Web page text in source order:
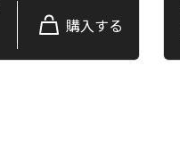
購入する